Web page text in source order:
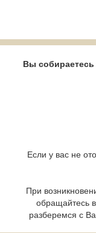
Вы
Если у вас не
При
обращайтесь
разберемся с